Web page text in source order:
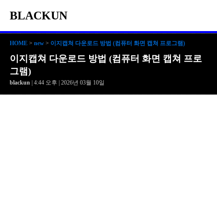
BLACKUN
HOME > new > 이지캡쳐 다운로드 방법 (컴퓨터 화면 캡쳐 프로그램)
이지캡쳐 다운로드 방법 (컴퓨터 화면 캡쳐 프로
그램)
blackun | 4:44 오후 | 2026년 03월 10일